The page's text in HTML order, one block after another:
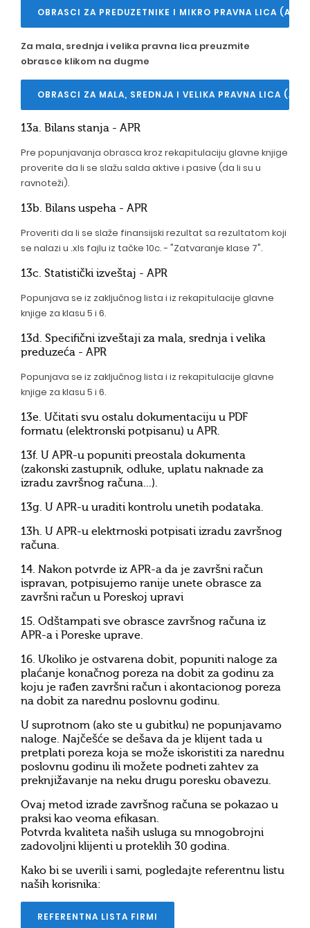
OBRASCI ZA PREDUZETNIKE I MIKRO PRAVNA LICA (APR)
Za mala, srednja i velika pravna lica preuzmite
obrasce klikom na dugme
OBRASCI ZA MALA, SREDNJA I VELIKA PRAVNA LICA
13a. Bilans stanja - APR
Pre popunjavanja obrasca kroz rekapitulaciju glavne knjige
proverite da li se slažu salda aktive i pasive (da li su u
ravnoteži).
13b. Bilans uspeha - APR
Proveriti da li se slaže finansijski rezultat sa rezultatom koji
se nalazi u .xls fajlu iz tačke 10c. - "Zatvaranje klase 7".
13c. Statistički izveštaj - APR
Popunjava se iz zaključnog lista i iz rekapitulacije glavne
knjige za klasu 5 i 6.
13d. Specifični izveštaji za mala, srednja i velika
preduzeća - APR
Popunjava se iz zaključnog lista i iz rekapitulacije glavne
knjige za klasu 5 i 6.
13e. Učitati svu ostalu dokumentaciju u PDF
formatu (elektronski potpisanu) u APR.
13f. U APR-u popuniti preostala dokumenta
(zakonski zastupnik, odluke, uplatu naknade za
izradu završnog računa...).
13g. U APR-u uraditi kontrolu unetih podataka.
13h. U APR-u elektrnoski potpisati izradu završnog
računa.
14. Nakon potvrde iz APR-a da je završni račun
ispravan, potpisujemo ranije unete obrasce za
završni račun u Poreskoj upravi
15. Odštampati sve obrasce završnog računa iz
APR-a i Poreske uprave.
16. Ukoliko je ostvarena dobit, popuniti naloge za
plaćanje konačnog poreza na dobit za godinu za
koju je rađen završni račun i akontacionog poreza
na dobit za narednu poslovnu godinu.
U suprotnom (ako ste u gubitku) ne popunjavamo
naloge. Najčešće se dešava da je klijent tada u
pretplati poreza koja se može iskoristiti za narednu
poslovnu godinu ili možete podneti zahtev za
preknjižavanje na neku drugu poresku obavezu.
Ovaj metod izrade završnog računa se pokazao u
praksi kao veoma efikasan.
Potvrda kvaliteta naših usluga su mnogobrojni
zadovoljni klijenti u proteklih 30 godina.
Kako bi se uverili i sami, pogledajte referentnu listu
naših korisnika:
REFERENTNA LISTA FIRMI